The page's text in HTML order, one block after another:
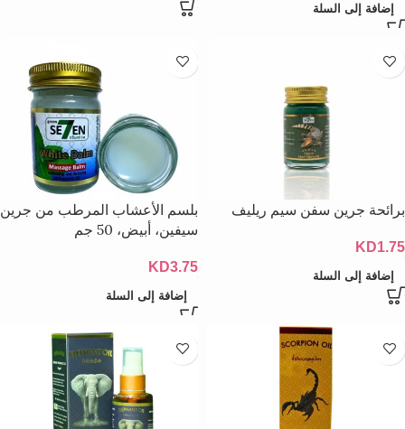
إضافة إلى السلة
برائحة جرين سفن سيم ريليف
KD1.75
إضافة إلى السلة
بلسم الأعشاب المرطب من جرين
سيفين، أبيض، 50 جم
KD3.75
إضافة إلى السلة